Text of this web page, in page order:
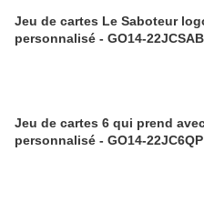
Jeu de cartes Le Saboteur
personnalisé - GO14-22JCSAB
Jeu de cartes 6 qui prend
personnalisé - GO14-22JC6QP